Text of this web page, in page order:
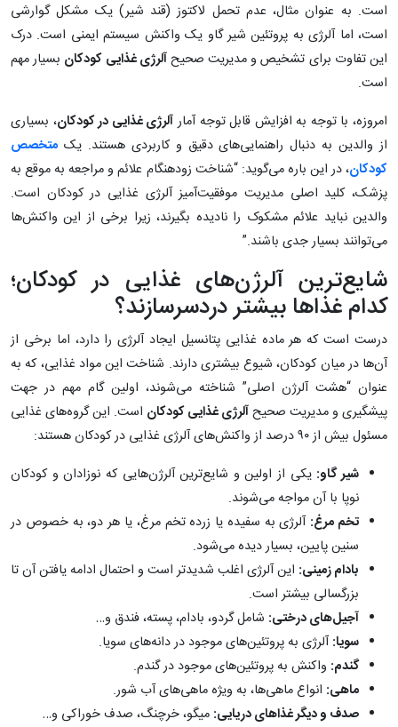
است. به عنوان مثال، عدم تحمل لاکتوز (قند شیر) یک مشکل گوارشی
است، اما آلرژی به پروتئین شیر گاو یک واکنش سیستم ایمنی است. درک
این تفاوت برای تشخیص و مدیریت صحیحآلرژی غذایی کودکان بسیار مهم
است.
امروزه، با توجه به افزایش قابل توجه آمارآلرژی غذایی در کودکان، بسیاری
از والدین به دنبال راهنمایی‌های دقیق و کاربردی هستند. یک متخصص
کودکان، در این باره می‌گوید: “شناخت زودهنگام علائم و مراجعه به موقع به
پزشک، کلید اصلی مدیریت موفقیت‌آمیز آلرژی غذایی در کودکان است.
والدین نباید علائم مشکوک را نادیده بگیرند، زیرا برخی از این واکنش‌ها
می‌توانند بسیار جدی باشند.”
شایع‌ترین آلرژن‌های غذایی در کودکان؛
کدام غذاها بیشتر دردسرسازند؟
درست است که هر ماده غذایی پتانسیل ایجاد آلرژی را دارد، اما برخی از
آن‌ها در میان کودکان، شیوع بیشتری دارند. شناخت این مواد غذایی، که به
عنوان “هشت آلرژن اصلی” شناخته می‌شوند، اولین گام مهم در جهت
پیشگیری و مدیریت صحیحآلرژی غذایی کودکان است. این گروه‌های غذایی
مسئول بیش از ۹۰ درصد از واکنش‌های آلرژی غذایی در کودکان هستند:
شیر گاو: یکی از اولین و شایع‌ترین آلرژن‌هایی که نوزادان و کودکان
نوپا با آن مواجه می‌شوند.
تخم مرغ: آلرژی به سفیده یا زرده تخم مرغ، یا هر دو، به خصوص در
سنین پایین، بسیار دیده می‌شود.
بادام زمینی: این آلرژی اغلب شدیدتر است و احتمال ادامه یافتن آن تا
بزرگسالی بیشتر است.
آجیل‌های درختی: شامل گردو، بادام، پسته، فندق و…
سویا:آلرژی به پروتئین‌های موجود در دانه‌های سویا.
گندم: واکنش به پروتئین‌های موجود در گندم.
ماهی: انواع ماهی‌ها، به ویژه ماهی‌های آب شور.
صدف و دیگر غذاهای دریایی: میگو، خرچنگ، صدف خوراکی و…